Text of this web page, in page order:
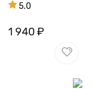
5.0
1 940 ₽